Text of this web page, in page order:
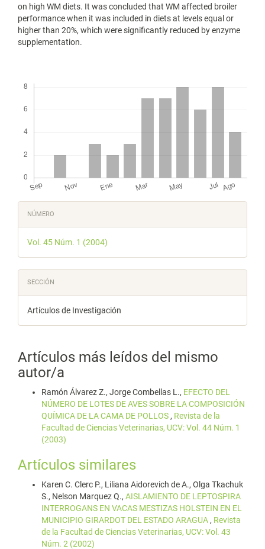
on high WM diets. It was concluded that WM affected broiler
performance when it was included in diets at levels equal or
higher than 20%, which were significantly reduced by enzyme
supplementation.
Detalles
del
artículo
NÚMERO
Vol. 45 Núm. 1 (2004)
SECCIÓN
Artículos de Investigación
Artículos más leídos del mismo
autor/a
Ramón Álvarez Z., Jorge Combellas L., EFECTO DEL
NÚMERO DE LOTES DE AVES SOBRE LA COMPOSICIÓN
QUÍMICA DE LA CAMA DE POLLOS , Revista de la
Facultad de Ciencias Veterinarias, UCV: Vol. 44 Núm. 1
(2003)
Artículos similares
Karen C. Clerc P., Liliana Aidorevich de A., Olga Tkachuk
S., Nelson Marquez Q., AISLAMIENTO DE LEPTOSPIRA
INTERROGANS EN VACAS MESTIZAS HOLSTEIN EN EL
MUNICIPIO GIRARDOT DEL ESTADO ARAGUA , Revista
de la Facultad de Ciencias Veterinarias, UCV: Vol. 43
Núm. 2 (2002)